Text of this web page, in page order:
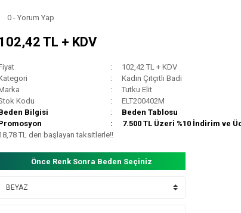
0 - Yorum Yap
TL + KDV
102,42 TL + KDV
Kadın Çıtçıtlı Badi
Tutku Elit
Kodu
ELT200402M
Bilgisi
Beden Tablosu
7.500 TL Üzeri %10 İndirim ve
TL den başlayan taksitlerle!!
Önce Renk Sonra Beden Seçiniz